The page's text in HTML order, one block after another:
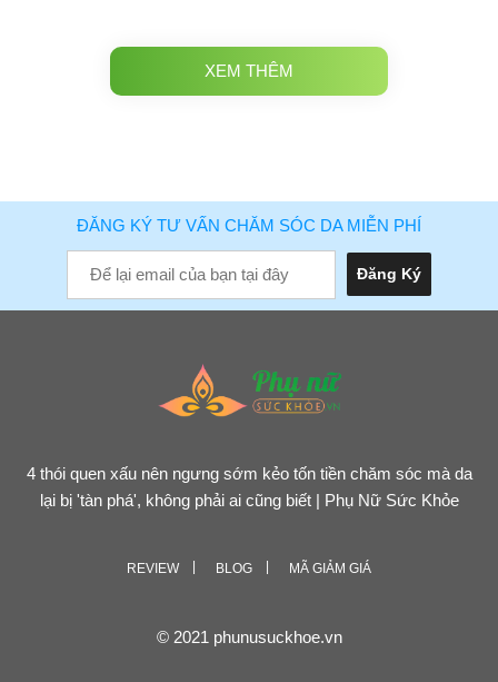
XEM THÊM
ĐĂNG KÝ TƯ VẤN CHĂM SÓC DA MIỄN PHÍ
4 thói quen xấu nên ngưng sớm kẻo tốn tiền chăm sóc mà da
lại bị 'tàn phá', không phải ai cũng biết | Phụ Nữ Sức Khỏe
REVIEW BLOG MÃ GIẢM GIÁ
© 2021 phunusuckhoe.vn